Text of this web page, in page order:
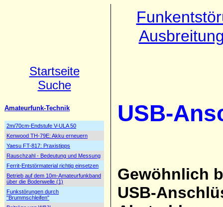
USB-
Gewöhnlich
USB-
Startseite
Suche
Amateurfunk-Technik
2m/70cm-Endstufe V-ULA 50
Kenwood TH-79E: Akku erneuern
Yaesu FT-817: Praxistipps
Rauschzahl - Bedeutung und Messung
Ferrit-Entstörmaterial richtig einsetzen
Betrieb auf dem 10m-Amateurfunkband
über die Bodenwelle (1)
Funkstörungen durch
"Brummschleifen"